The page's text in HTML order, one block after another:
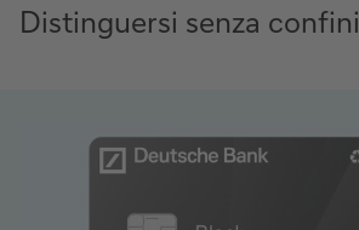
Distinguersi senza confini